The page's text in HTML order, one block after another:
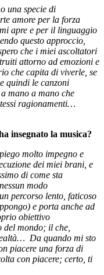
una specie di
amore per la forza
apre e per il linguaggio
questo approccio,
che i miei ascoltatori
attorno ad emozioni e
che capita di viverle, se
quindi le canzoni
mano a mano che
ragionamenti…
insegnato la musica?
molto impegno e
dei miei brani, e
di come sta
modo
percorso lento, faticoso
e porta anche ad
obiettivo
del mondo; il che,
Da quando mi sto
piacere una forza di
con piacere; certo, ti